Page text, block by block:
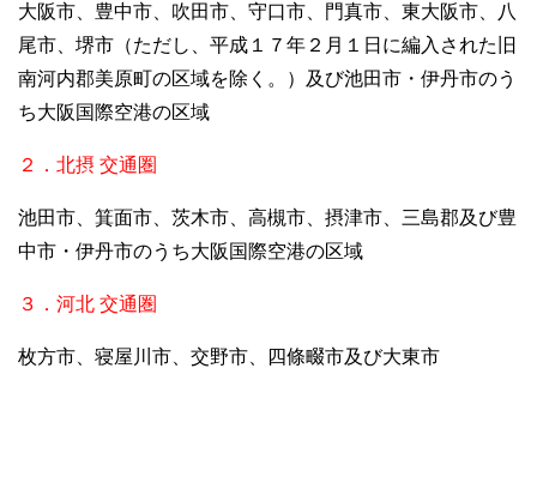
大阪市、豊中市、吹田市、守口市、門真市、東大阪市、八
尾市、堺市（ただし、平成１７年２月１日に編入された旧
南河内郡美原町の区域を除く。）及び池田市・伊丹市のう
ち大阪国際空港の区域
２．北摂 交通圏
池田市、箕面市、茨木市、高槻市、摂津市、三島郡及び豊
中市・伊丹市のうち大阪国際空港の区域
３．河北 交通圏
枚方市、寝屋川市、交野市、四條畷市及び大東市